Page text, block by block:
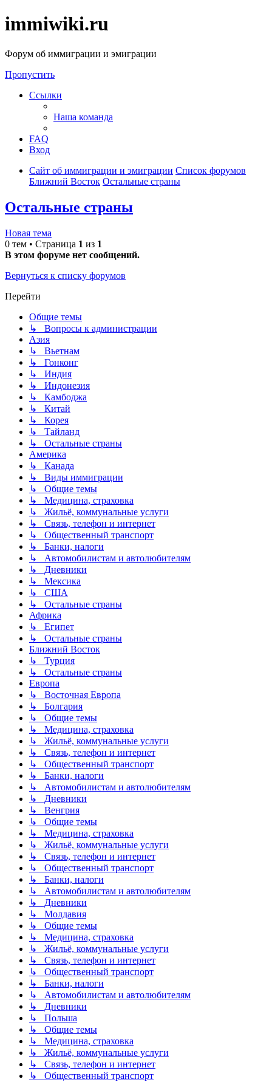
immiwiki.ru
Форум об иммиграции и эмиграции
Пропустить
Ссылки
Наша команда
FAQ
Вход
Сайт об иммиграции и эмиграции Список форумов
Ближний Восток Остальные страны
Остальные страны
Новая тема
0 тем • Страница 1 из 1
В этом форуме нет сообщений.
Вернуться к списку форумов
Перейти
Общие темы
↳ Вопросы к администрации
Азия
↳ Вьетнам
↳ Гонконг
↳ Индия
↳ Индонезия
↳ Камбоджа
↳ Китай
↳ Корея
↳ Тайланд
↳ Остальные страны
Америка
↳ Канада
↳ Виды иммиграции
↳ Общие темы
↳ Медицина, страховка
↳ Жильё, коммунальные услуги
↳ Связь, телефон и интернет
↳ Общественный транспорт
↳ Банки, налоги
↳ Автомобилистам и автолюбителям
↳ Дневники
↳ Мексика
↳ США
↳ Остальные страны
Африка
↳ Египет
↳ Остальные страны
Ближний Восток
↳ Турция
↳ Остальные страны
Европа
↳ Восточная Европа
↳ Болгария
↳ Общие темы
↳ Медицина, страховка
↳ Жильё, коммунальные услуги
↳ Связь, телефон и интернет
↳ Общественный транспорт
↳ Банки, налоги
↳ Автомобилистам и автолюбителям
↳ Дневники
↳ Венгрия
↳ Общие темы
↳ Медицина, страховка
↳ Жильё, коммунальные услуги
↳ Связь, телефон и интернет
↳ Общественный транспорт
↳ Банки, налоги
↳ Автомобилистам и автолюбителям
↳ Дневники
↳ Молдавия
↳ Общие темы
↳ Медицина, страховка
↳ Жильё, коммунальные услуги
↳ Связь, телефон и интернет
↳ Общественный транспорт
↳ Банки, налоги
↳ Автомобилистам и автолюбителям
↳ Дневники
↳ Польша
↳ Общие темы
↳ Медицина, страховка
↳ Жильё, коммунальные услуги
↳ Связь, телефон и интернет
↳ Общественный транспорт